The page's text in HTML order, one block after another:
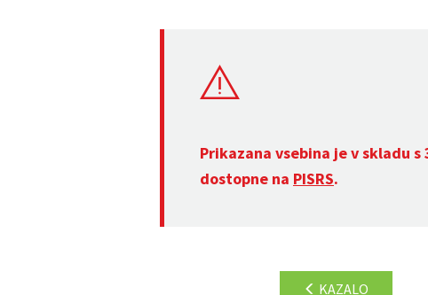
Prikazana vsebina je v skladu s
dostopne na PISRS.
KAZALO